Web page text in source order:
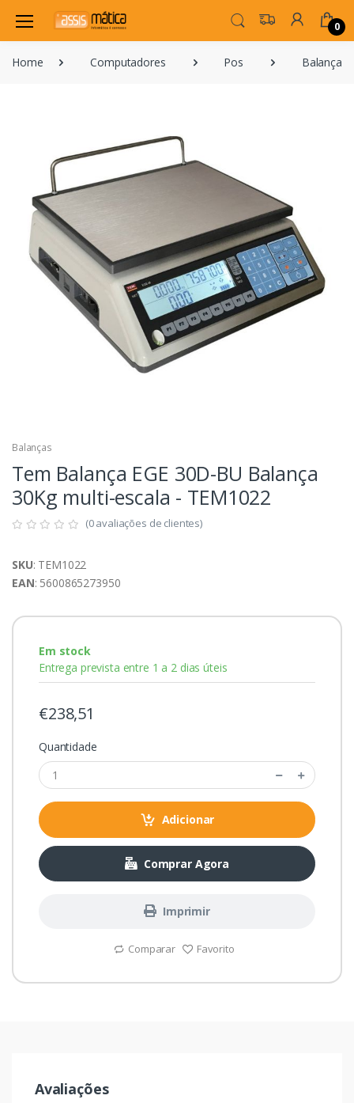
0
Home Computadores Pos Balanças
Balanças
Tem Balança EGE 30D-BU Balança
30Kg multi-escala - TEM1022
(0 avaliações de clientes)
SKU: TEM1022
EAN: 5600865273950
Em stock
Entrega prevista entre 1 a 2 dias úteis
€238,51
Quantidade
Adicionar
Comprar Agora
Imprimir
Comparar Favorito
Avaliações